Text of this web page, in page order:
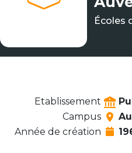
Écoles
Etablissement
Campus
Année de création